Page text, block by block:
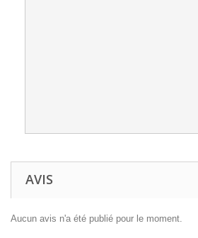
AVIS
Aucun avis n'a été publié pour le moment.